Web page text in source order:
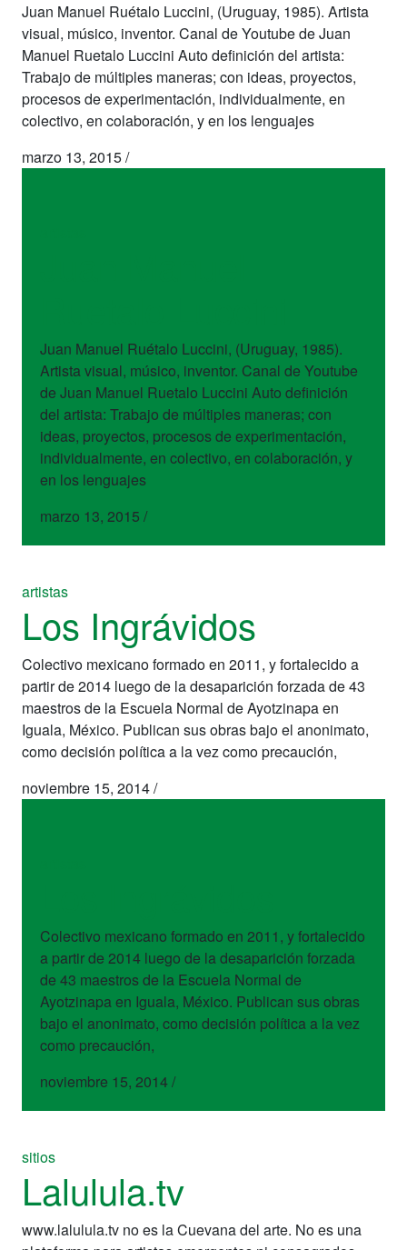
Juan Manuel Ruétalo Luccini, (Uruguay, 1985). Artista
visual, músico, inventor. Canal de Youtube de Juan
Manuel Ruetalo Luccini Auto definición del artista:
Trabajo de múltiples maneras; con ideas, proyectos,
procesos de experimentación, individualmente, en
colectivo, en colaboración, y en los lenguajes
marzo 13, 2015/
Juan Manuel Ruétalo Luccini, (Uruguay, 1985).
Artista visual, músico, inventor. Canal de Youtube
de Juan Manuel Ruetalo Luccini Auto definición
del artista: Trabajo de múltiples maneras; con
ideas, proyectos, procesos de experimentación,
individualmente, en colectivo, en colaboración, y
en los lenguajes
marzo 13, 2015 /
artistas
Los Ingrávidos
Colectivo mexicano formado en 2011, y fortalecido a
partir de 2014 luego de la desaparición forzada de 43
maestros de la Escuela Normal de Ayotzinapa en
Iguala, México. Publican sus obras bajo el anonimato,
como decisión política a la vez como precaución,
noviembre 15, 2014/
Colectivo mexicano formado en 2011, y fortalecido
a partir de 2014 luego de la desaparición forzada
de 43 maestros de la Escuela Normal de
Ayotzinapa en Iguala, México. Publican sus obras
bajo el anonimato, como decisión política a la vez
como precaución,
noviembre 15, 2014/
sitios
Lalulula.tv
www.lalulula.tv no es la Cuevana del arte. No es una